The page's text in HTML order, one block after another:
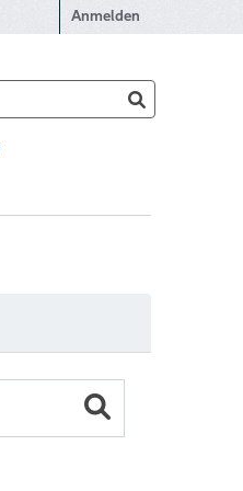
Anmelden